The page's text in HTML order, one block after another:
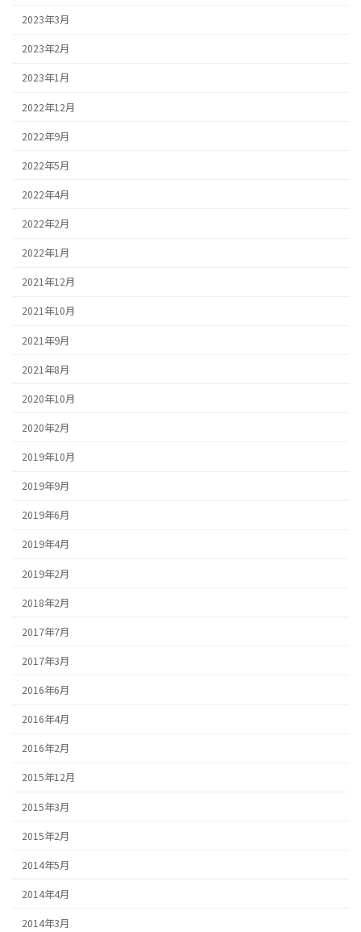
2023年3月
2023年2月
2023年1月
2022年12月
2022年9月
2022年5月
2022年4月
2022年2月
2022年1月
2021年12月
2021年10月
2021年9月
2021年8月
2020年10月
2020年2月
2019年10月
2019年9月
2019年6月
2019年4月
2019年2月
2018年2月
2017年7月
2017年3月
2016年6月
2016年4月
2016年2月
2015年12月
2015年3月
2015年2月
2014年5月
2014年4月
2014年3月